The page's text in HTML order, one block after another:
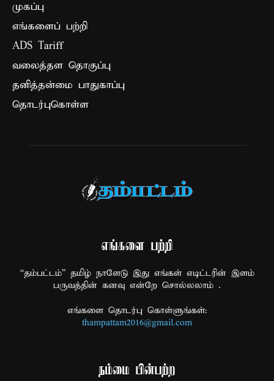
முகப்பு
எங்களைப் பற்றி
ADS Tariff
வலைத்தள தொகுப்பு
தனித்தன்மை பாதுகாப்பு
தொடர்புகொள்ள
எங்களை பற்றி
“தம்பட்டம்” தமிழ் நாளேடு இது எங்கள் எடிட்டரின் இளம்
பருவத்தின் கனவு என்றே சொல்லலாம் .
எங்களை தொடர்பு கொள்ளுங்கள்:
thampattam2016@gmail.com
நம்மை பின்பற்ற